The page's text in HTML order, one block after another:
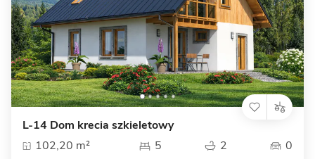
L-14 Dom krecia szkieletowy
102,20 m²
5 2 0